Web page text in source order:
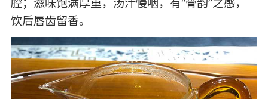
腔；滋味饱满厚重，汤汁慢咽，有“骨韵”之感，
饮后唇齿留香。